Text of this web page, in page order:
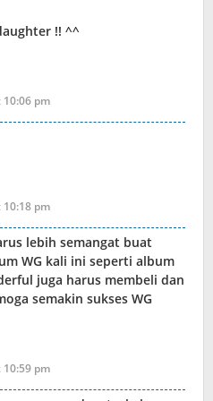
!! ^^
10:06 pm
10:18 pm
lebih semangat buat
WG kali ini seperti album
juga harus membeli dan
semakin sukses WG
10:59 pm